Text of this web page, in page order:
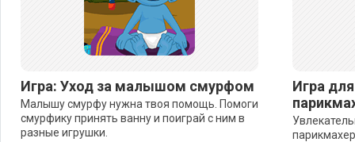
Игра: Уход за малышом смурфом
Малышу смурфу нужна твоя помощь. Помоги
смурфику принять ванну и поиграй с ним в
разные игрушки.
Игра